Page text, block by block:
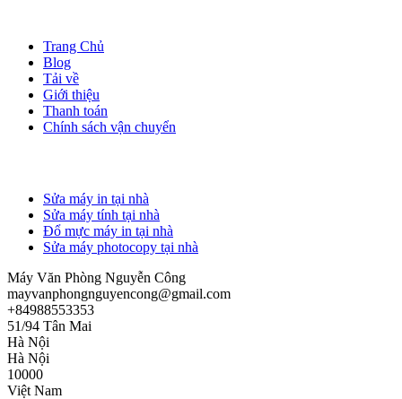
Trang Chủ
Blog
Tải về
Giới thiệu
Thanh toán
Chính sách vận chuyển
Sửa máy in tại nhà
Sửa máy tính tại nhà
Đổ mực máy in tại nhà
Sửa máy photocopy tại nhà
Máy Văn Phòng Nguyễn Công
mayvanphongnguyencong@gmail.com
+84988553353
51/94 Tân Mai
Hà Nội
Hà Nội
10000
Việt Nam